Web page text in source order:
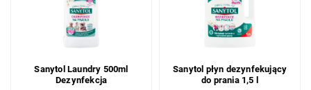
Sanytol Laundry 500ml
Dezynfekcja
Sanytol płyn dezynfekujący
do prania 1,5 l